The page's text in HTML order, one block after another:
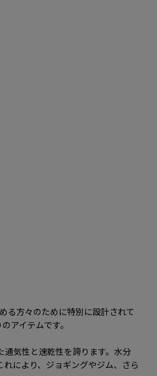
る方々のために特別に設計されて
アイテムです。
通気性と速乾性を誇ります。水分
により、ジョギングやジム、さら